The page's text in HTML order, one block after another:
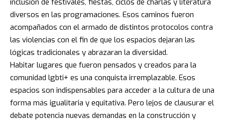
diversos en las programaciones. Esos caminos fueron
acompañados con el armado de distintos protocolos contra
las violencias con el fin de que los espacios dejaran las
lógicas tradicionales y abrazaran la diversidad.
Habitar lugares que fueron pensados y creados para la
comunidad lgbti+ es una conquista irremplazable. Esos
espacios son indispensables para acceder a la cultura de una
forma más igualitaria y equitativa. Pero lejos de clausurar el
debate potencia nuevas demandas en la construcción y